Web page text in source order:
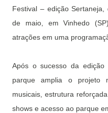
Festival – edição
de maio, em Vinhedo
atrações em uma
Após o sucesso da
parque amplia o projeto
musicais, estrutura
shows e acesso ao parque